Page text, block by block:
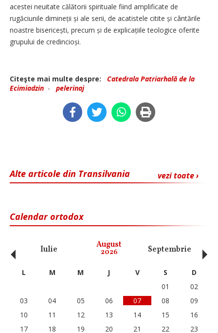
acestei neuitate călătorii spirituale fiind amplificate de
rugăciunile dimineții și ale serii, de acatistele citite și cântările
noastre bisericești, precum și de explicațiile teologice oferite
grupului de credincioși.
Citeşte mai multe despre:
Catedrala Patriarhală de la
Ecimiadzin - pelerinaj
vezi toate ›
Alte articole din Transilvania
Calendar ortodox
Iulie August
2026 Septembrie
‹ L M M J V S
D
01
02
03
04 05 06 07 08
09
10
11 12 13 14 15
16
17
18 19 20 21 22 23